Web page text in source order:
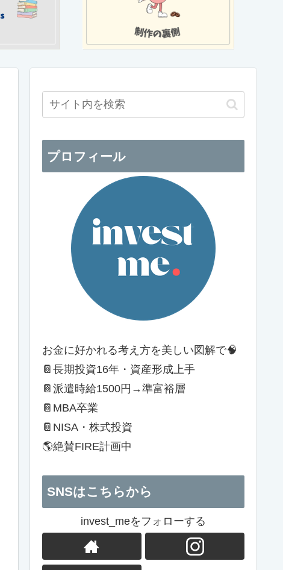
プロフィール
お金に好かれる考え方を美しい図解で🧠
📔長期投資16年・資産形成上手
📔派遣時給1500円→準富裕層
📔MBA卒業
📔NISA・株式投資
🌎絶賛FIRE計画中
SNSはこちらから
invest_meをフォローする